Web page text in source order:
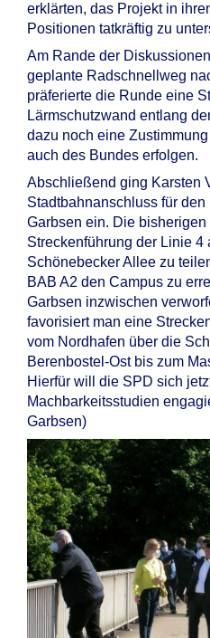
erklärten, das Projekt in
Positionen tatkräftig zu
Am Rande der
geplante Radschnellweg
präferierte die Runde eine
Lärmschutzwand entlang
dazu noch eine
auch des Bundes erfolgen.
Abschließend ging Karsten
Stadtbahnanschluss für
Garbsen ein. Die
Streckenführung der Linie 4
Schönebecker Allee zu
BAB A2 den Campus zu
Garbsen inzwischen
favorisiert man eine
vom Nordhafen über die
Berenbostel-Ost bis zum
Hierfür will die SPD sich
Machbarkeitsstudien
Garbsen)